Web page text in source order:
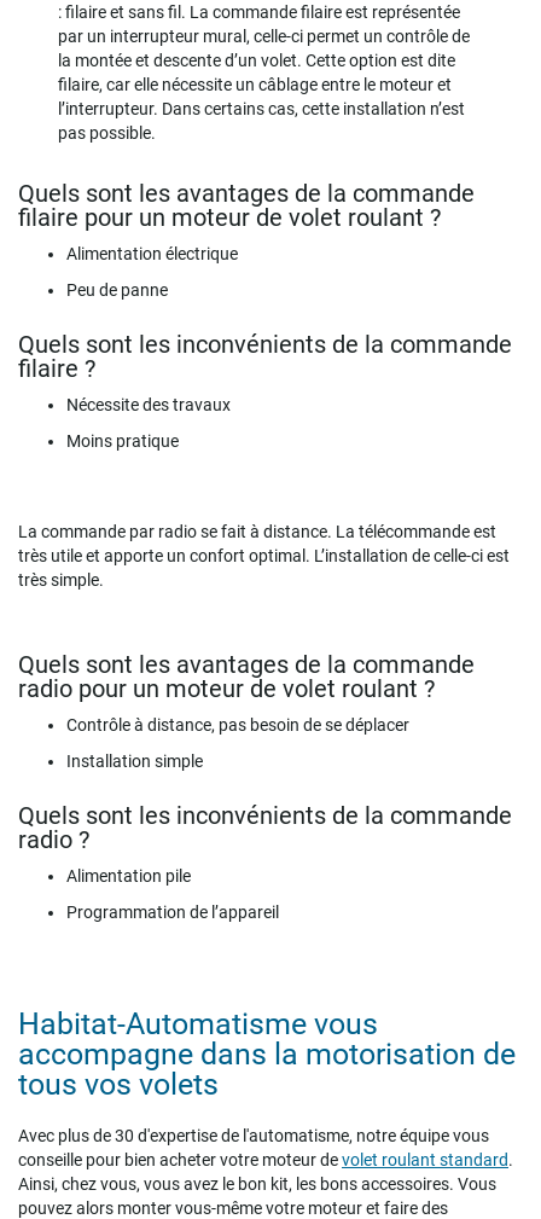
: filaire et sans fil. La commande filaire est représentée
par un interrupteur mural, celle-ci permet un contrôle de
la montée et descente d’un volet. Cette option est dite
filaire, car elle nécessite un câblage entre le moteur et
l’interrupteur. Dans certains cas, cette installation n’est
pas possible.
Quels sont les avantages de la commande
filaire pour un moteur de volet roulant ?
Alimentation électrique
Peu de panne
Quels sont les inconvénients de la commande
filaire ?
Nécessite des travaux
Moins pratique
La commande par radio se fait à distance. La télécommande est
très utile et apporte un confort optimal. L’installation de celle-ci est
très simple.
Quels sont les avantages de la commande
radio pour un moteur de volet roulant ?
Contrôle à distance, pas besoin de se déplacer
Installation simple
Quels sont les inconvénients de la commande
radio ?
Alimentation pile
Programmation de l’appareil
Habitat-Automatisme vous
accompagne dans la motorisation de
tous vos volets
Avec plus de 30 d'expertise de l'automatisme, notre équipe vous
conseille pour bien acheter votre moteur devolet roulant standard.
Ainsi, chez vous, vous avez le bon kit, les bons accessoires. Vous
pouvez alors monter vous-même votre moteur et faire des